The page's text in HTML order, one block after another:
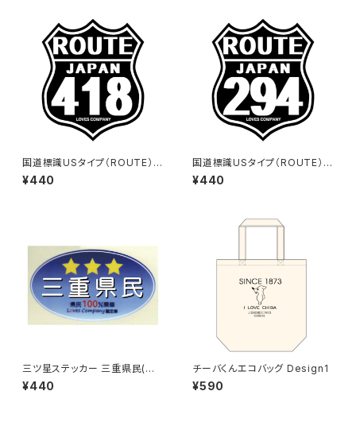
国道標識USタイプ（ROUTE）ス
テッカー 418号線（ブラック）
¥440
国道標識USタイプ（ROUTE）ス
テッカー 294号線（ブラック）
¥440
三ツ星ステッカー 三重県民(ブ
ルー)
¥440
チーバくんエコバッグ Design1
¥590